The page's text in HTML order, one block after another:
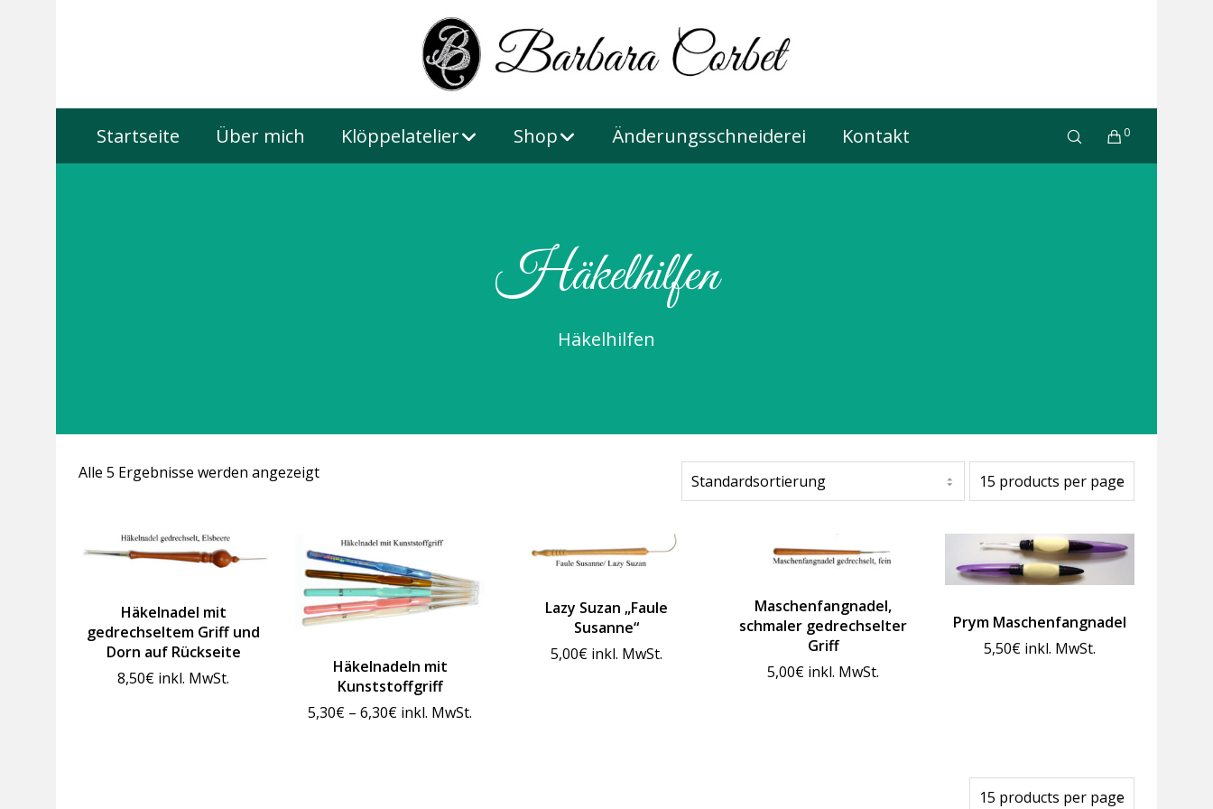
0
Startseite Über mich Klöppelatelier Shop Änderungsschneiderei Kontakt
Häkelhilfen
Häkelhilfen
Alle 5 Ergebnisse werden angezeigt
Häkelnadel mit
gedrechseltem Griff und
Dorn auf Rückseite
8,50€ inkl. MwSt.
Häkelnadeln mit
Kunststoffgriff
5,30€ – 6,30€Preisspanne:
inkl. MwSt.
Lazy Suzan „Faule
Susanne“
5,00€ inkl. MwSt.
Maschenfangnadel,
schmaler gedrechselter
Griff
5,00€ inkl. MwSt.
Prym Maschenfangnadel
5,50€ inkl. MwSt.